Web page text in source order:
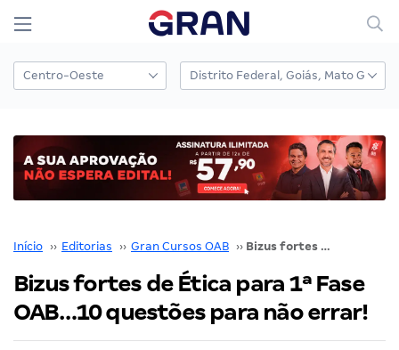
Início ›› Editorias ›› Gran Cursos OAB ›› Bizus fortes de Ética para 1ª Fase OAB…10 questões para não errar!
Bizus fortes de Ética para 1ª Fase
OAB…10 questões para não errar!